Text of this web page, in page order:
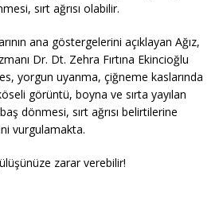
sırt ağrısı olabilir.
ana göstergelerini açıklayan Ağız,
Dr. Dt. Zehra Fırtına Ekincioğlu
yorgun uyanma, çiğneme kaslarında
görüntü, boyna ve sırta yayılan
dönmesi, sırt ağrısı belirtilerine
vurgulamakta.
zarar verebilir!